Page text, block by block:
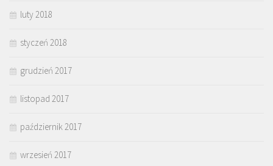
luty 2018
styczeń 2018
grudzień 2017
listopad 2017
październik 2017
wrzesień 2017